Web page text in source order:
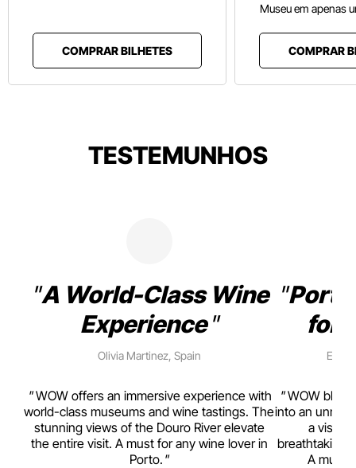
COMPRAR BILHETES
Museu em apenas
COMPRAR
TESTEMUNHOS
A World-Class Wine
Experience
Olivia Martinez, Spain
WOW offers an immersive experience with
world-class museums and wine tastings. The
stunning views of the Douro River elevate
the entire visit. A must for any wine lover in
Porto.
for
WOW
into an
a visual
breathtaking
A must-